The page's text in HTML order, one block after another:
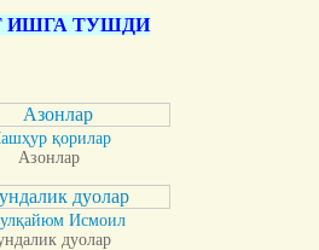
ИШГА ТУШДИ
қорилар
Азонлар
Исмоил
дуолар